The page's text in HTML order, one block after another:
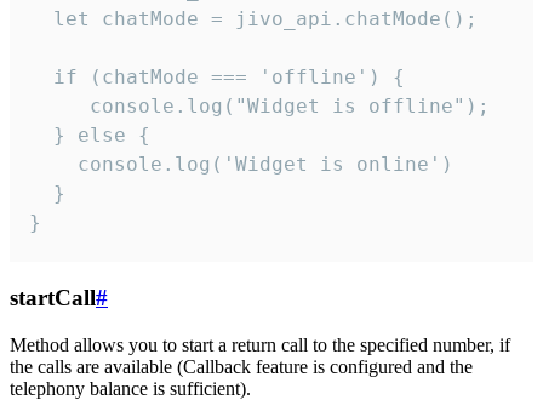
  let chatMode = jivo_api.chatMode();
  if (chatMode === 'offline') {
     console.log("Widget is offline");
  } else {
    console.log('Widget is online')
  }
}
startCall#
Method allows you to start a return call to the specified number, if
the calls are available (Callback feature is configured and the
telephony balance is sufficient).